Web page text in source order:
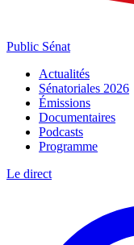
Public Sénat
Actualités
Sénatoriales 2026
Émissions
Documentaires
Podcasts
Programme
Le direct